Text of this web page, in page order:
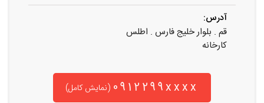
آدرس:
قم . بلوار خلیج فارس . اطلس
کارخانه
0912299xxxx (نمایش کامل)